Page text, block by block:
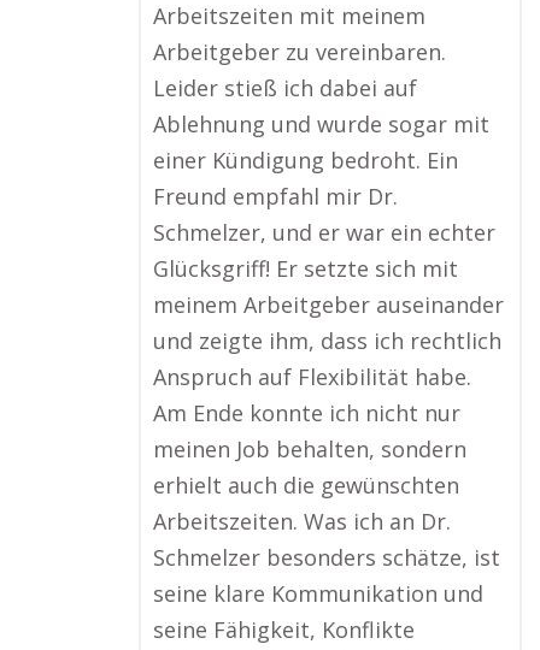
Arbeitszeiten mit meinem
Arbeitgeber zu vereinbaren.
Leider stieß ich dabei auf
Ablehnung und wurde sogar mit
einer Kündigung bedroht. Ein
Freund empfahl mir Dr.
Schmelzer, und er war ein echter
Glücksgriff! Er setzte sich mit
meinem Arbeitgeber auseinander
und zeigte ihm, dass ich rechtlich
Anspruch auf Flexibilität habe.
Am Ende konnte ich nicht nur
meinen Job behalten, sondern
erhielt auch die gewünschten
Arbeitszeiten. Was ich an Dr.
Schmelzer besonders schätze, ist
seine klare Kommunikation und
seine Fähigkeit, Konflikte